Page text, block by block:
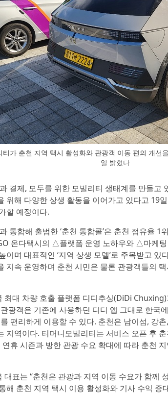
티가 춘천 지역 택시 활성화와 관광객 이동 편의 개선
일 밝혔다
결제, 모두를 위한 모빌리티 생태계를 만들고
위해 다양한 상생 활동을 이어가고 있다고 19
할 예정이다.
통합해 출범한 ‘춘천 통합콜’은 춘천 점유율
온다택시의 △플랫폼 운영 노하우와 △마케
이며 대표적인 ‘지역 상생 모델’로 주목받고
속 운영하며 춘천 시민은 물론 관광객들의
최대 차량 호출 플랫폼 디디추싱(DiDi
광객은 기존에 사용하던 디디 앱 그대로 한국
편리하게 이용할 수 있다. 춘천은 남이섬, 강
지역이다. 티머니모빌리티는 서비스 오픈 후
휴 시즌과 방한 관광 수요 확대에 따라 춘천
표는 “춘천은 관광과 지역 이동 수요가 함께
해 춘천 지역 택시 이용 활성화와 기사 수익